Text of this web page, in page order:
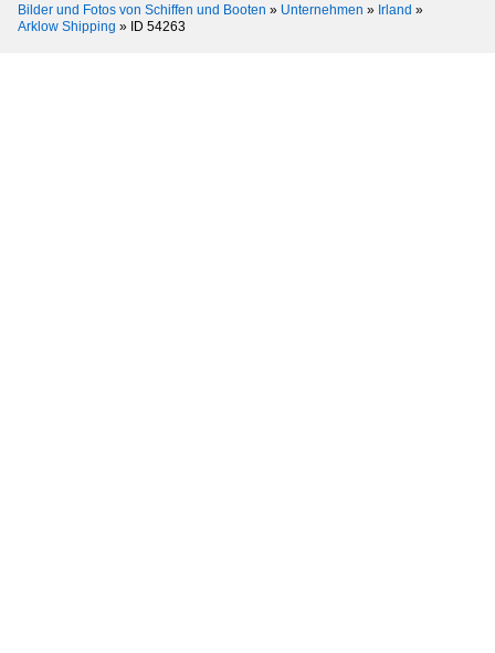
Bilder und Fotos von Schiffen und Booten » Unternehmen » Irland »
Arklow Shipping » ID 54263